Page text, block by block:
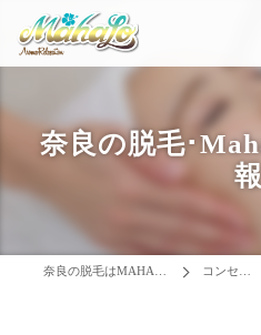
奈良の脱毛･
報
コンセプト